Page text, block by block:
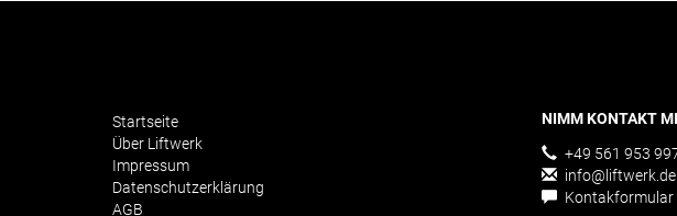
Startseite
Über Liftwerk
Impressum
Datenschutzerklärung
AGB
NIMM KONTAKT
+49 561 953
info@liftwerk.de
Kontakformular